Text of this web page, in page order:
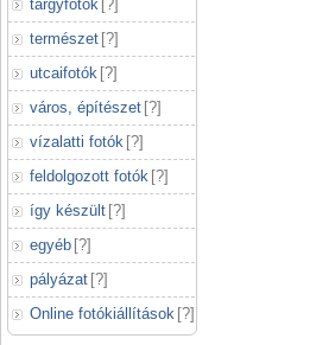
tárgyfotók [?]
természet [?]
utcaifotók [?]
város, építészet [?]
vízalatti fotók [?]
feldolgozott fotók [?]
így készült [?]
egyéb [?]
pályázat [?]
Online fotókiállítások [?]